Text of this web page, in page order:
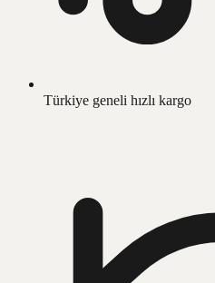
Türkiye geneli hızlı kargo